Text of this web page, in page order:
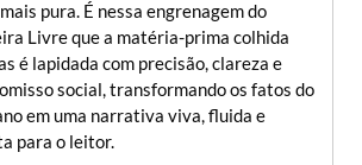
pura. É nessa engrenagem do
Livre que a matéria-prima colhida
é lapidada com precisão, clareza e
social, transformando os fatos do
em uma narrativa viva, fluida e
para o leitor.